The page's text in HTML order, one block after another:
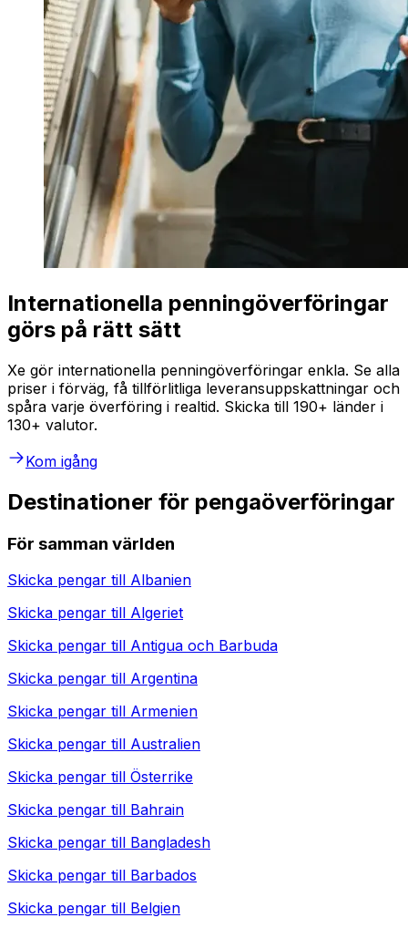
Internationella penningöverföringar
görs på rätt sätt
Xe gör internationella penningöverföringar enkla. Se alla
priser i förväg, få tillförlitliga leveransuppskattningar och
spåra varje överföring i realtid. Skicka till 190+ länder i
130+ valutor.
Kom igång
Destinationer för pengaöverföringar
För samman världen
Skicka pengar till Albanien
Skicka pengar till Algeriet
Skicka pengar till Antigua och Barbuda
Skicka pengar till Argentina
Skicka pengar till Armenien
Skicka pengar till Australien
Skicka pengar till Österrike
Skicka pengar till Bahrain
Skicka pengar till Bangladesh
Skicka pengar till Barbados
Skicka pengar till Belgien